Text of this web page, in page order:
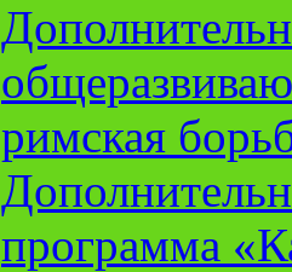
римская
программа